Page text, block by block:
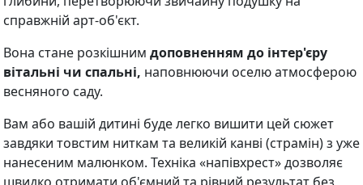
справжній арт-об'єкт.
Вона стане розкішним доповненням до інтер'єру
вітальні чи спальні, наповнюючи оселю атмосферою
весняного саду.
Вам або вашій дитині буде легко вишити цей сюжет
завдяки товстим ниткам та великій канві (страмін) з уже
нанесеним малюнком. Техніка «напівхрест» дозволяє
швидко отримати об'ємний та рівний результат без